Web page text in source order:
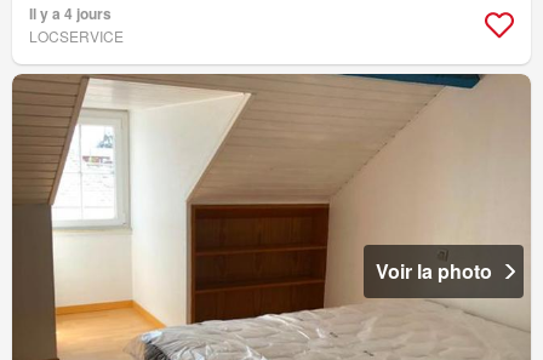
Il y a 4 jours
LOCSERVICE
Voir la photo